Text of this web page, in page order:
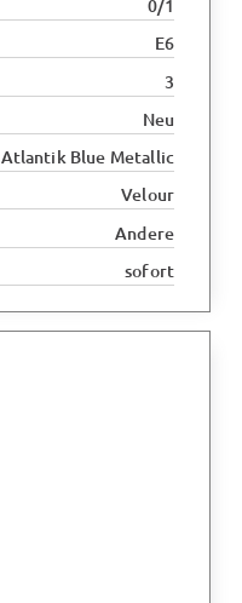
0/1
E6
3
Neu
Atlantik Blue Metallic
Velour
Andere
sofort